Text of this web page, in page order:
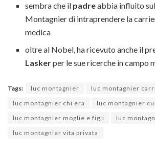
sembra che il padreabbia influito
Montagnier di intraprendere la
medica
oltre al Nobel, ha ricevuto anche il
Laskerper le sue ricerche in campo
Tags: luc montagnier
luc montagnier
luc montagnier chi era
luc montagnier
luc montagnier moglie e figli
luc
luc montagnier vita privata